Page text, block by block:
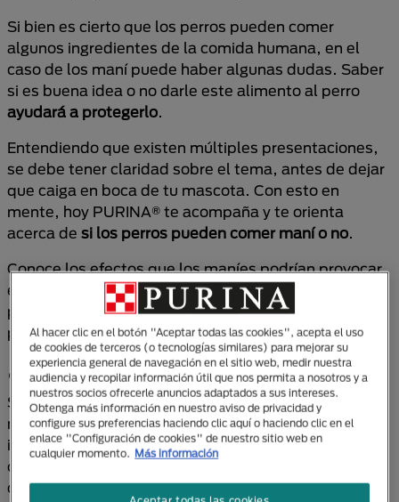
Si bien es cierto que los perros pueden comer
algunos ingredientes de la comida humana, en el
caso de los maní puede haber algunas dudas. Saber
si es buena idea o no darle este alimento al perro
ayudará a protegerlo.
Entendiendo que existen múltiples presentaciones,
se debe tener claridad sobre el tema, antes de dejar
que caiga en boca de tu mascota. Con esto en
mente, hoy PURINA® te acompaña y te orienta
acerca de si los perros pueden comer maní o no.
Conoce los efectos que los maníes podrían provocar
en sus organismos y otras consideraciones claves
para dar bienestar a tu mascota. El cuidado de tu
perro y su correcta alimentaciónestán en tus manos
¿Los perros pueden comer maní?
Sí, los perros pueden comer maní, pero con
moderación y con algunas consideraciones
importantes que tener en cuenta. Una de ellas es
que la cantidad que ingieren debe regularse muy
cuidadosamente.
Al hacer clic en el botón "Aceptar todas las cookies", acepta el uso
de cookies de terceros (o tecnologías similares) para mejorar su
experiencia general de navegación en el sitio web, medir nuestra
audiencia y recopilar información útil que nos permita a nosotros y a
nuestros socios ofrecerle anuncios adaptados a sus intereses.
Obtenga más información en nuestro aviso de privacidad y
configure sus preferencias haciendo clic aquí o haciendo clic en el
enlace "Configuración de cookies" de nuestro sitio web en
cualquier momento. Más información